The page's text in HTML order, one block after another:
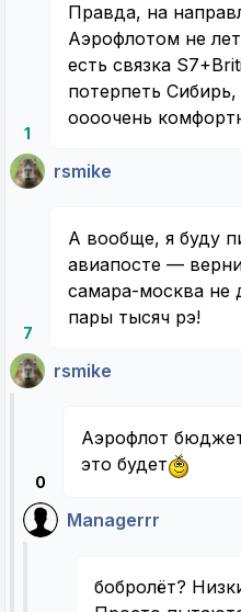
1
Правда, на
Аэрофлотом не
есть связка
потерпеть
оооочень
rsmike
7
А вообще, я буду
авиапосте —
самара-москва не
пары тысяч рэ!
rsmike
0
Аэрофлот
это будет
Managerrr
бобролёт?